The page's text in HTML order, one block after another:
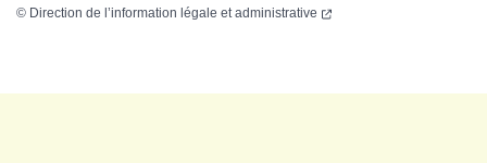
© Direction de l’information légale et administrative